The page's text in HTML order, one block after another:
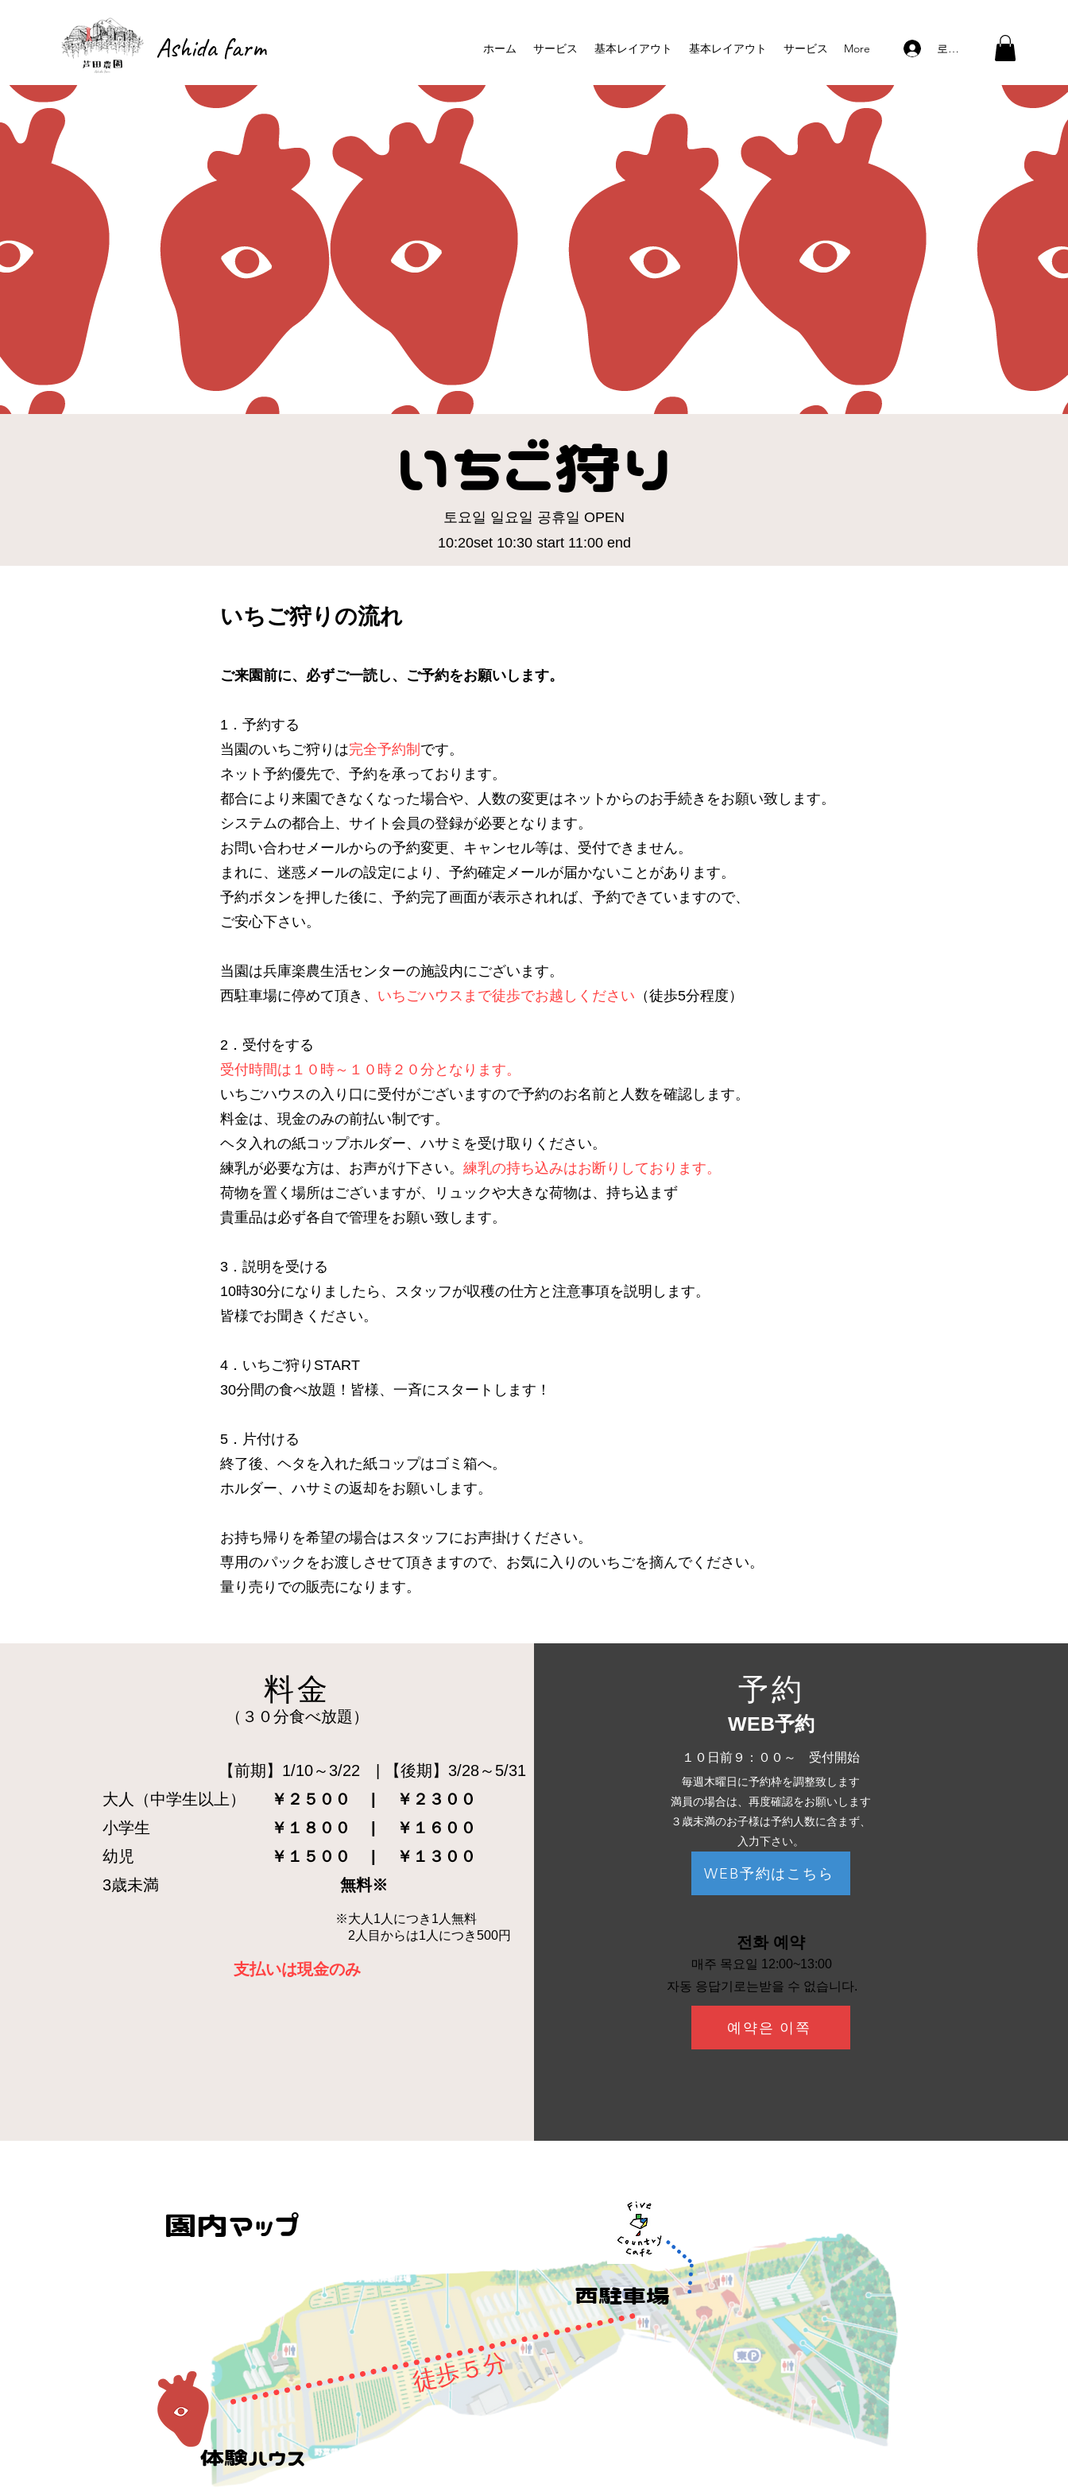
Ashida farm ホーム サービス 基本レイアウト 基本レイアウト サービス More 로그인
いちご狩り
토요일 일요일 공휴일 OPEN
10:20set 10:30 start 11:00 end
いちご狩りの流れ
ご来園前に、必ずご一読し、ご予約をお願いします。
1．予約する
当園のいちご狩りは完全予約制 です。
ネット予約優先で、予約を承っております。
都合により来園できなくなった場合や、人数の変更はネットからのお手続きをお願い致します。
システムの都合上、サイト会員の登録が必要となります。​
お問い合わせメールからの予約変更、キャンセル等は、受付できません。
まれに、迷惑メールの設定により、予約確定メールが届かないことがあります。
予約ボタンを押した後に、予約完了画面が表示されれば、予約できていますので、
​ご安心下さい。
当園は兵庫楽農生活センターの施設内にございます。
西駐車場に停めて頂き、 いちごハウスまで徒歩でお越しください （徒歩5分程度）
2．受付をする
受付時間は１０時～１０時２０分となります。
いちごハウスの入り口に受付がございますので予約のお名前と人数を確認します。
料金は、現金のみの前払い制です。
ヘタ入れの紙コップホルダー、ハサミを受け取りください。
練乳が必要な方は、お声がけ下さい。 練乳の持ち込みはお断りしております。
荷物を置く場所はございますが、リュックや大きな荷物は、持ち込まず
貴重品は必ず各自で管理をお願い致します。
3．説明を受ける
10時30分になりましたら、スタッフが収穫の仕方と注意事項を説明します。
皆様でお聞きください。
4．いちご狩りSTART
30分間の食べ放題！皆様、一斉にスタートします！
5．片付ける
終了後、ヘタを入れた紙コップはゴミ箱へ。
ホルダー、ハサミの返却をお願いします。
お持ち帰りを希望の場合はスタッフにお声掛けください。
専用のパックをお渡しさせて頂きますので、お気に入りのいちごを摘んでください。
量り売りでの販売になります。
料金
（３０分食べ放題）
【前期】1/10～3/22 | 【後期】3/28～5/31
大人（中学生以上）
￥２５００ | ￥２３００
小学生
￥１８００ | ￥１６００
幼児
￥１５００ | ￥１３００
3歳未満 無料※
※大人1人につき1人無料
2人目からは1人につき500円
支払いは現金のみ
予約
WEB予約
１０日前９：００～ 受付開始
毎週木曜日に予約枠を調整致します
満員の場合は、再度確認をお願いします
３歳未満のお子様は予約人数に含まず、
入力下さい。
WEB予約はこちら
전화 예약
매주 목요일 12:00~13:00
자동 응답기로는받을 수 없습니다.
예약은 이쪽
​園内マップ
​西駐車場
徒歩５分
体験ハウス